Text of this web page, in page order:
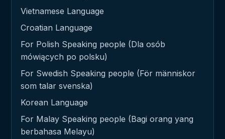
Vietnamese Language
Croatian Language
For Polish Speaking people (Dla osób
mówiących po polsku)
For Swedish Speaking people (För människor
som talar svenska)
Korean Language
For Malay Speaking people (Bagi orang yang
berbahasa Melayu)